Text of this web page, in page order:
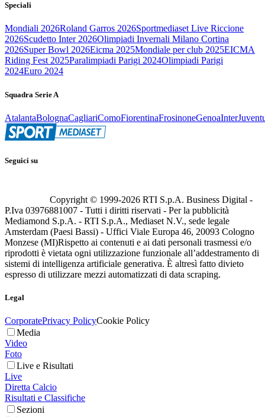
Speciali
Mondiali 2026Roland Garros 2026Sportmediaset Live Riccione
2026Scudetto Inter 2026Olimpiadi Invernali Milano Cortina
2026Super Bowl 2026Eicma 2025Mondiale per club 2025EICMA
Riding Fest 2025Paralimpiadi Parigi 2024Olimpiadi Parigi
2024Euro 2024
Squadra Serie A
AtalantaBolognaCagliariComoFiorentinaFrosinoneGenoaInter
Seguici su
Copyright © 1999-2026 RTI S.p.A. Business Digital -
P.Iva 03976881007 - Tutti i diritti riservati - Per la pubblicità
Mediamond S.p.A. - RTI S.p.A., Mediaset N.V., sede legale
Amsterdam (Paesi Bassi) - Uffici Viale Europa 46, 20093 Cologno
Monzese (MI)Rispetto ai contenuti e ai dati personali trasmessi e/o
riprodotti è vietata ogni utilizzazione funzionale all’addestramento di
sistemi di intelligenza artificiale generativa. È altresì fatto divieto
espresso di utilizzare mezzi automatizzati di data scraping.
Legal
CorporatePrivacy PolicyCookie Policy
Media
Video
Foto
Live e Risultati
Live
Diretta Calcio
Risultati e Classifiche
Sezioni